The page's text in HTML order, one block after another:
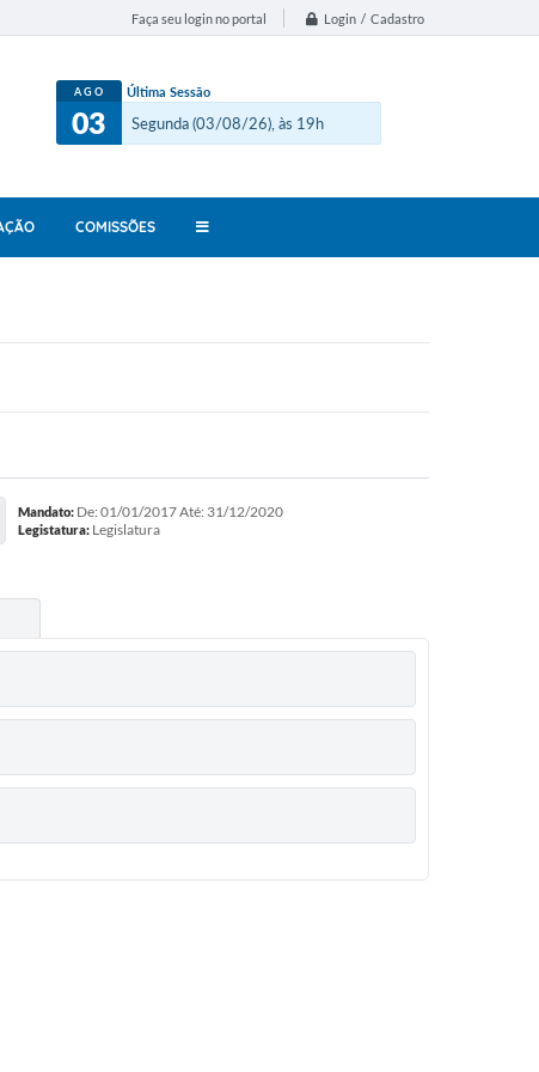
Faça seu login no portal Login / Cadastro
AGO
03
Última Sessão
Segunda (03/08/26), às 19h
COMISSÕES
Mandato:De: 01/01/2017 Até: 31/12/2020
Legistatura:Legislatura